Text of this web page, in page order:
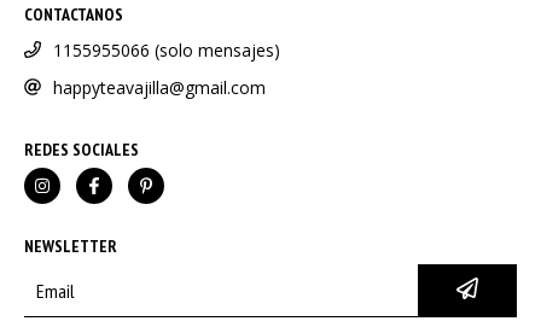
CONTACTANOS
1155955066 (solo mensajes)
happyteavajilla@gmail.com
REDES SOCIALES
NEWSLETTER